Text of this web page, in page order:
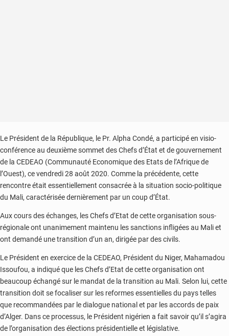
Le Président de la République, le Pr. Alpha Condé, a participé en visio-
conférence au deuxième sommet des Chefs d’État et de gouvernement
de la CEDEAO (Communauté Economique des Etats de l’Afrique de
l’Ouest), ce vendredi 28 août 2020. Comme la précédente, cette
rencontre était essentiellement consacrée à la situation socio-politique
du Mali, caractérisée dernièrement par un coup d’État.
Aux cours des échanges, les Chefs d’Etat de cette organisation sous-
régionale ont unanimement maintenu les sanctions infligées au Mali et
ont demandé une transition d’un an, dirigée par des civils.
Le Président en exercice de la CEDEAO, Président du Niger, Mahamadou
Issoufou, a indiqué que les Chefs d’Etat de cette organisation ont
beaucoup échangé sur le mandat de la transition au Mali. Selon lui, cette
transition doit se focaliser sur les reformes essentielles du pays telles
que recommandées par le dialogue national et par les accords de paix
d’Alger. Dans ce processus, le Président nigérien a fait savoir qu’il s’agira
de l’organisation des élections présidentielle et législative.